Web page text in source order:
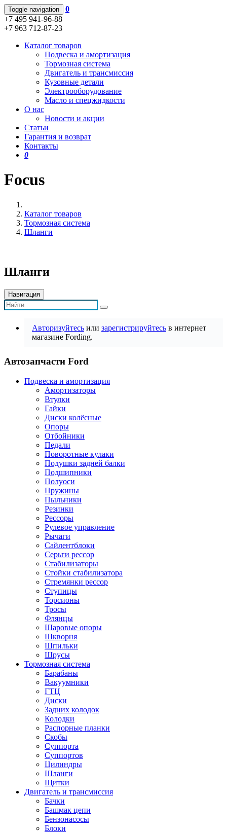
Toggle navigation
0
+7 495 941-96-88
+7 963 712-87-23
Каталог товаров
Подвеска и амортизация
Тормозная система
Двигатель и трансмиссия
Кузовные детали
Электрооборудование
Масло и спецжидкости
О нас
Новости и акции
Статьи
Гарантия и возврат
Контакты
0
Focus
Каталог товаров
Тормозная система
Шланги
Шланги
Навигация
Авторизуйтесь или зарегистрируйтесь в интернет
магазине Fording.
Автозапчасти Ford
Подвеска и амортизация
Амортизаторы
Втулки
Гайки
Диски колёсные
Опоры
Отбойники
Педали
Поворотные кулаки
Подушки задней балки
Подшипники
Полуоси
Пружины
Пыльники
Резинки
Рессоры
Рулевое управление
Рычаги
Сайлентблоки
Серьги рессор
Стабилизаторы
Стойки стабилизатора
Стремянки рессор
Ступицы
Торсионы
Тросы
Флянцы
Шаровые опоры
Шкворня
Шпильки
Шрусы
Тормозная система
Барабаны
Вакуумники
ГТЦ
Диски
Задних колодок
Колодки
Распорные планки
Скобы
Суппорта
Суппортов
Цилиндры
Шланги
Щитки
Двигатель и трансмиссия
Бачки
Башмак цепи
Бензонасосы
Блоки